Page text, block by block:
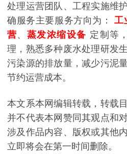
处理运营团队、工程实施维
确服务主要服务方向为：工
营、 蒸发浓缩设备 定制等
理，熟悉多种废水处理研发
污染源的排放量，减少污泥
节约运营成本。
本文系本网编辑转载，转载
并不代表本网赞同其观点和
涉及作品内容、版权或其他
立即将会在第一时间删除。